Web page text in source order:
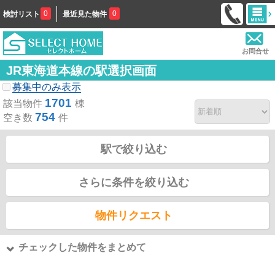
検討リスト 0 最近見た物件 0
お問合せ
JR東海道本線の駅選択画面
募集中のみ表示
該当物件 1701 棟
空き数 754 件
駅で絞り込む
さらに条件を絞り込む
物件リクエスト
チェックした物件をまとめて